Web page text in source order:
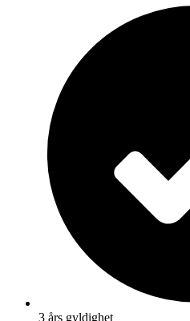
3 års gyldighet